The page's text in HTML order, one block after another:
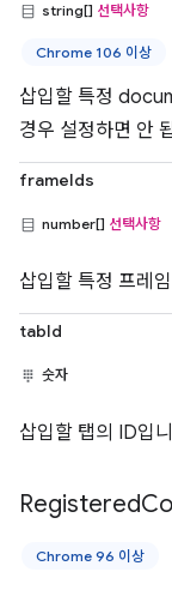
string[] 선택사항
Chrome 106 이상
삽입할 특정
경우 설정하면 안
frameIds
number[] 선택사항
삽입할 특정 프레임
tabId
숫자
삽입할 탭의 ID입
Registered
Chrome 96 이상